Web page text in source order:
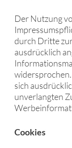
Der Nutzung
durch Dritte
ausdrücklich
sich
unverlangten
Cookies